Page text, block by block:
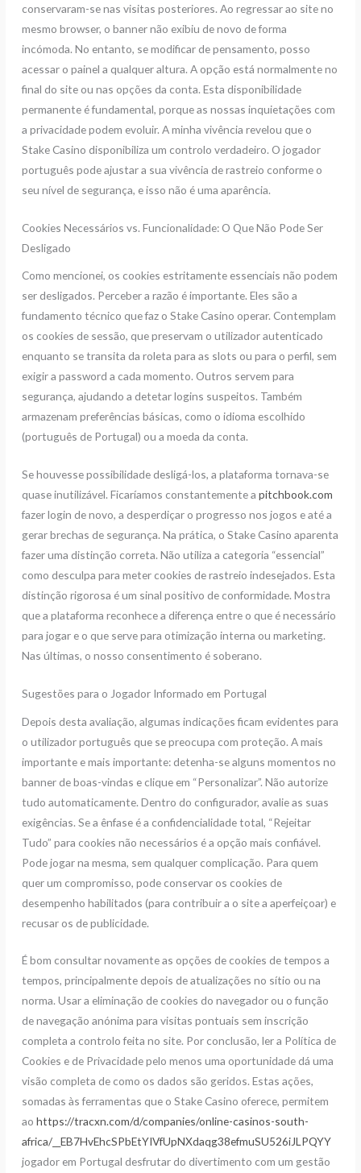
conservaram-se nas visitas posteriores. Ao regressar ao site no
mesmo browser, o banner não exibiu de novo de forma
incómoda. No entanto, se modificar de pensamento, posso
acessar o painel a qualquer altura. A opção está normalmente no
final do site ou nas opções da conta. Esta disponibilidade
permanente é fundamental, porque as nossas inquietações com
a privacidade podem evoluir. A minha vivência revelou que o
Stake Casino disponibiliza um controlo verdadeiro. O jogador
português pode ajustar a sua vivência de rastreio conforme o
seu nível de segurança, e isso não é uma aparência.
Cookies Necessários vs. Funcionalidade: O Que Não Pode Ser
Desligado
Como mencionei, os cookies estritamente essenciais não podem
ser desligados. Perceber a razão é importante. Eles são a
fundamento técnico que faz o Stake Casino operar. Contemplam
os cookies de sessão, que preservam o utilizador autenticado
enquanto se transita da roleta para as slots ou para o perfil, sem
exigir a password a cada momento. Outros servem para
segurança, ajudando a detetar logins suspeitos. Também
armazenam preferências básicas, como o idioma escolhido
(português de Portugal) ou a moeda da conta.
Se houvesse possibilidade desligá-los, a plataforma tornava-se
quase inutilizável. Ficaríamos constantemente apitchbook.com
fazer login de novo, a desperdiçar o progresso nos jogos e até a
gerar brechas de segurança. Na prática, o Stake Casino aparenta
fazer uma distinção correta. Não utiliza a categoria “essencial”
como desculpa para meter cookies de rastreio indesejados. Esta
distinção rigorosa é um sinal positivo de conformidade. Mostra
que a plataforma reconhece a diferença entre o que é necessário
para jogar e o que serve para otimização interna ou marketing.
Nas últimas, o nosso consentimento é soberano.
Sugestões para o Jogador Informado em Portugal
Depois desta avaliação, algumas indicações ficam evidentes para
o utilizador português que se preocupa com proteção. A mais
importante e mais importante: detenha-se alguns momentos no
banner de boas-vindas e clique em “Personalizar”. Não autorize
tudo automaticamente. Dentro do configurador, avalie as suas
exigências. Se a ênfase é a confidencialidade total, “Rejeitar
Tudo” para cookies não necessários é a opção mais confiável.
Pode jogar na mesma, sem qualquer complicação. Para quem
quer um compromisso, pode conservar os cookies de
desempenho habilitados (para contribuir a o site a aperfeiçoar) e
recusar os de publicidade.
É bom consultar novamente as opções de cookies de tempos a
tempos, principalmente depois de atualizações no sítio ou na
norma. Usar a eliminação de cookies do navegador ou o função
de navegação anónima para visitas pontuais sem inscrição
completa a controlo feita no site. Por conclusão, ler a Política de
Cookies e de Privacidade pelo menos uma oportunidade dá uma
visão completa de como os dados são geridos. Estas ações,
somadas às ferramentas que o Stake Casino oferece, permitem
aohttps://tracxn.com/d/companies/online-casinos-south-
africa/__EB7HvEhcSPbEtYIVfUpNXdaqg38efmuSU526iJLPQYY
jogador em Portugal desfrutar do divertimento com um gestão